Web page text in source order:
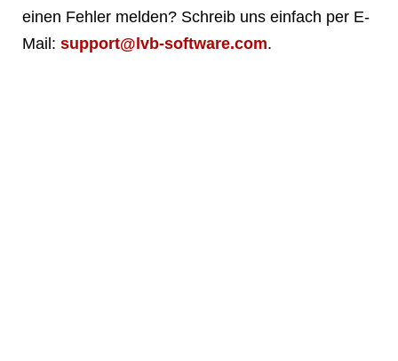
einen Fehler melden? Schreib uns einfach per E-
Mail: support@lvb-software.com.